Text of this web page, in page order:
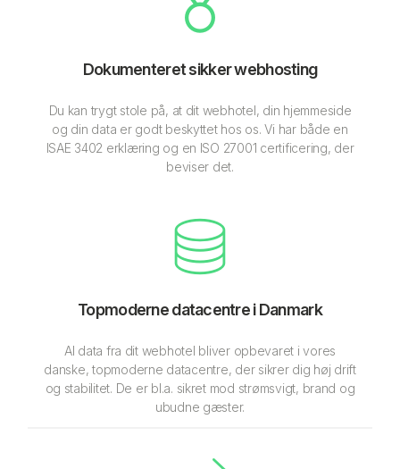
Dokumenteret sikker webhosting
Du kan trygt stole på, at dit webhotel, din hjemmeside
og din data er godt beskyttet hos os. Vi har både en
ISAE 3402 erklæring og en ISO 27001 certificering, der
beviser det.
Topmoderne datacentre i Danmark
Al data fra dit webhotel bliver opbevaret i vores
danske, topmoderne datacentre, der sikrer dig høj drift
og stabilitet. De er bl.a. sikret mod strømsvigt, brand og
ubudne gæster.